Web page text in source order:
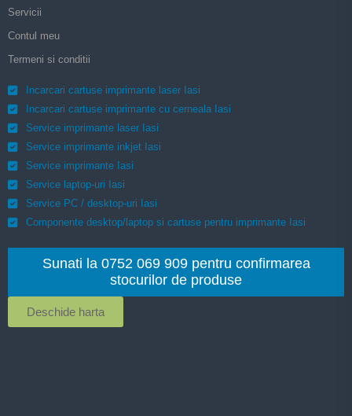
Servicii
Contul meu
Termeni si conditii
Incarcari cartuse imprimante laser Iasi
Incarcari cartuse imprimante cu cerneala Iasi
Service imprimante laser Iasi
Service imprimante inkjet Iasi
Service imprimante Iasi
Service laptop-uri Iasi
Service PC / desktop-uri Iasi
Componente desktop/laptop si cartuse pentru imprimante Iasi
Sunati la 0752 069 909 pentru confirmarea
stocurilor de produse
Deschide harta